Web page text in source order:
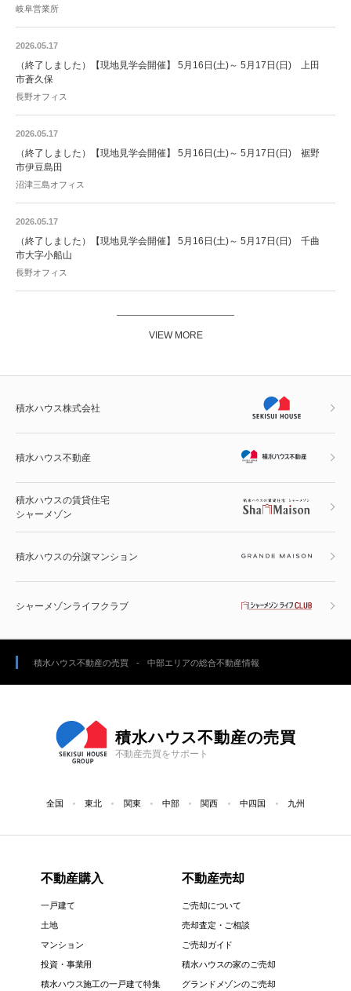
岐阜営業所
2026.05.17
（終了しました）【現地見学会開催】 5月16日(土)～ 5月17日(日) 上田
市蒼久保
長野オフィス
2026.05.17
（終了しました）【現地見学会開催】 5月16日(土)～ 5月17日(日) 裾野
市伊豆島田
沼津三島オフィス
2026.05.17
（終了しました）【現地見学会開催】 5月16日(土)～ 5月17日(日) 千曲
市大字小船山
長野オフィス
VIEW MORE
積水ハウス株式会社
積水ハウス不動産
積水ハウスの賃貸住宅
シャーメゾン
積水ハウスの分譲マンション
シャーメゾンライフクラブ
積水ハウス不動産の売買 中部エリアの総合不動産情報
積水ハウス不動産の売買
不動産売買をサポート
全国 東北 関東 中部 関西 中四国 九州
不動産購入
一戸建て
土地
マンション
投資・事業用
積水ハウス施工の一戸建て特集
不動産売却
ご売却について
売却査定・ご相談
ご売却ガイド
積水ハウスの家のご売却
グランドメゾンのご売却